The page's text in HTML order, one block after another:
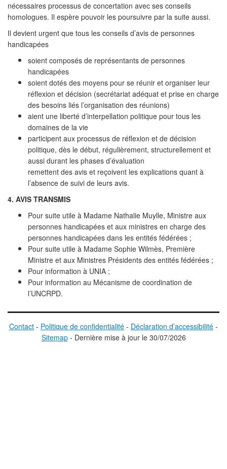
nécessaires processus de concertation avec ses conseils
homologues. Il espère pouvoir les poursuivre par la suite aussi.
Il devient urgent que tous les conseils d’avis de personnes
handicapées
soient composés de représentants de personnes
handicapées
soient dotés des moyens pour se réunir et organiser leur
réflexion et décision (secrétariat adéquat et prise en charge
des besoins liés l’organisation des réunions)
aient une liberté d’interpellation politique pour tous les
domaines de la vie
participent aux processus de réflexion et de décision
politique, dès le début, régulièrement, structurellement et
aussi durant les phases d’évaluation
remettent des avis et reçoivent les explications quant à
l’absence de suivi de leurs avis.
4. AVIS TRANSMIS
Pour suite utile à Madame Nathalie Muylle, Ministre aux
personnes handicapées et aux ministres en charge des
personnes handicapées dans les entités fédérées ;
Pour suite utile à Madame Sophie Wilmès, Première
Ministre et aux Ministres Présidents des entités fédérées ;
Pour information à UNIA ;
Pour information au Mécanisme de coordination de
l’UNCRPD.
Contact - Politique de confidentialité - Déclaration d’accessibilité -
Sitemap - Dernière mise à jour le30/07/2026